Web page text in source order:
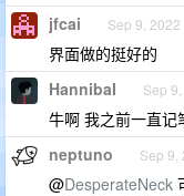
jfcai Sep 9, 2022
界面做的挺好的
HannibaI Sep
牛啊 我之前一直记
neptuno Sep 9,
@DesperateNeck